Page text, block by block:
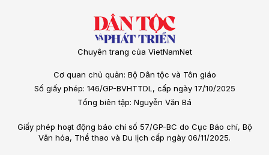
Chuyên trang của VietNamNet
Cơ quan chủ quản: Bộ Dân tộc và Tôn giáo
Số giấy phép: 146/GP-BVHTTDL, cấp ngày 17/10/2025
Tổng biên tập: Nguyễn Văn Bá
Giấy phép hoạt động báo chí số 57/GP-BC do Cục Báo chí, Bộ
Văn hóa, Thể thao và Du lịch cấp ngày 06/11/2025.